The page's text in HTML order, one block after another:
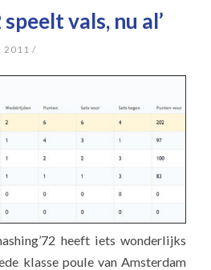
speelt vals, nu al’
2011 /
heeft iets wonderlijks
klasse poule van Amsterdam